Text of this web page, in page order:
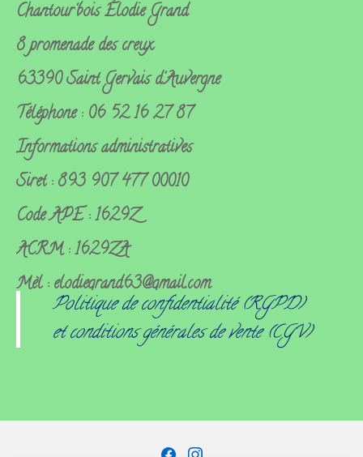
Chantour'boisÉlodie Grand
8 promenade des creux
63390 Saint Gervais d'Auvergne
Téléphone : 06 52 16 27 87
Informations administratives
Siret : 893 907 477 00010
Code APE : 1629Z
ACRM : 1629ZA
Mèl : elodiegrand63@gmail.com
Politique de confidentialité (RGPD)
et conditions générales de vente (CGV)
FacebookInstagram